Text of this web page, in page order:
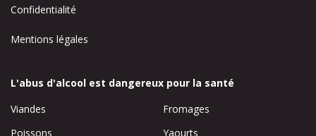
Confidentialité
Mentions légales
L'abus d'alcool est dangereux pour la santé
Viandes
Poissons
Fromages
Yaourts